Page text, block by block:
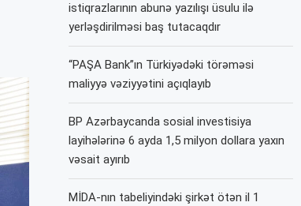
istiqrazlarının abunə yazılışı üsulu ilə
yerləşdirilməsi baş tutacaqdır
“PAŞA Bank”ın Türkiyədəki törəməsi
maliyyə vəziyyətini açıqlayıb
BP Azərbaycanda sosial investisiya
layihələrinə 6 ayda 1,5 milyon dollara yaxın
vəsait ayırıb
MİDA-nın tabeliyindəki şirkət ötən il 1